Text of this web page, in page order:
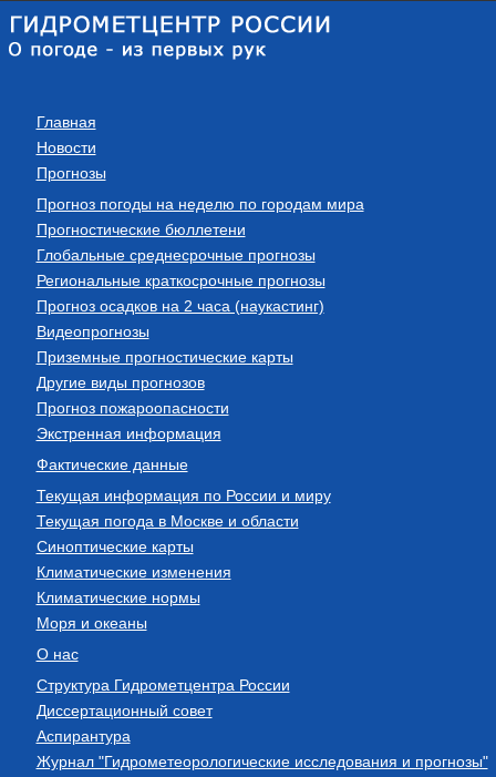
Главная
Новости
Прогнозы
Прогноз погоды на неделю по городам мира
Прогностические бюллетени
Глобальные среднесрочные прогнозы
Региональные краткосрочные прогнозы
Прогноз осадков на 2 часа (наукастинг)
Видеопрогнозы
Приземные прогностические карты
Другие виды прогнозов
Прогноз пожароопасности
Экстренная информация
Фактические данные
Текущая информация по России и миру
Текущая погода в Москве и области
Синоптические карты
Климатические изменения
Климатические нормы
Моря и океаны
О нас
Структура Гидрометцентра России
Диссертационный совет
Аспирантура
Журнал "Гидрометеорологические исследования и прогнозы"